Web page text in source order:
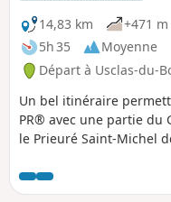
14,83 km
+471 m
5h 35
Moyenne
Départ à Usclas-du-
Un bel itinéraire
PR® avec une partie du
le Prieuré Saint-Michel
Soumont et Usclas-du-